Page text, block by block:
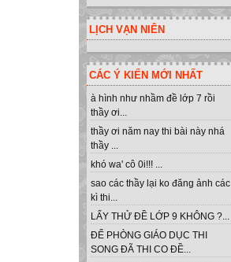
LỊCH VẠN NIÊN
CÁC Ý KIẾN MỚI NHẤT
à hình như nhầm đề lớp 7 rồi
thầy ơi...
thầy ơi năm nay thi bài này nhá
thầy ...
khó wa' cô 0i!!! ...
sao các thầy lại ko đăng ảnh các
kì thi...
LẤY THỬ ĐỀ LỚP 9 KHÔNG ?...
ĐỂ PHÒNG GIÁO DỤC THI
SONG ĐÃ THI CO ĐỀ...